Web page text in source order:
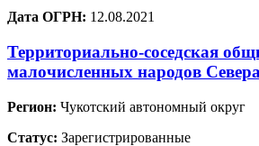
Дата ОГРН: 12.08.2021
Территориально-соседская
малочисленных народов
Регион: Чукотский автономный округ
Статус: Зарегистрированные